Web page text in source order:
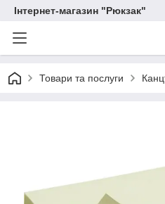
Інтернет-магазин "Рюкзак"
Товари та послуги